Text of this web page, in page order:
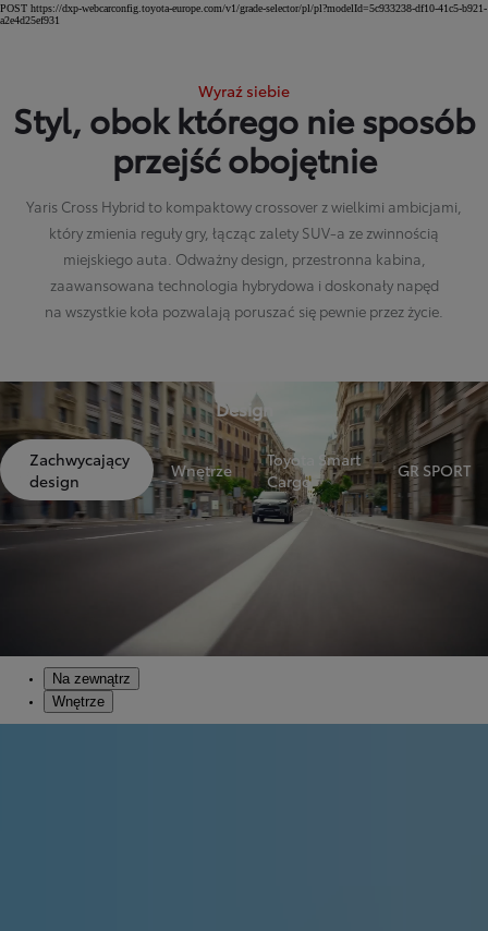
POST https://dxp-webcarconfig.toyota-europe.com/v1/grade-selector/pl/pl?modelId=5c933238-df10-41c5-b921-
a2e4d25ef931
Wyraź siebie
Styl, obok którego nie sposób
przejść obojętnie
Yaris Cross Hybrid to kompaktowy crossover z wielkimi ambicjami,
który zmienia reguły gry, łącząc zalety SUV-a ze zwinnością
miejskiego auta. Odważny design, przestronna kabina,
zaawansowana technologia hybrydowa i doskonały napęd
na wszystkie koła pozwalają poruszać się pewnie przez życie.
Design
Zachwycający
design
Wnętrze
Toyota Smart
Cargo
GR SPORT
Na zewnątrz
Wnętrze